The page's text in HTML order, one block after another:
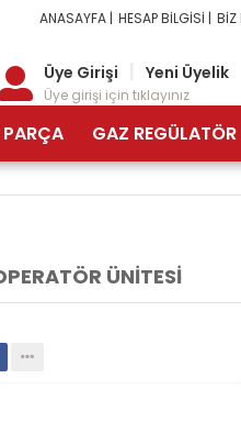
ANASAYFA | HESAP BİLGİSİ | BİZ
Üye Girişi Yeni Üyelik
Üye girişi için tıklayınız
PARÇA GAZ REGÜLATÖR
ÜNİTESİ